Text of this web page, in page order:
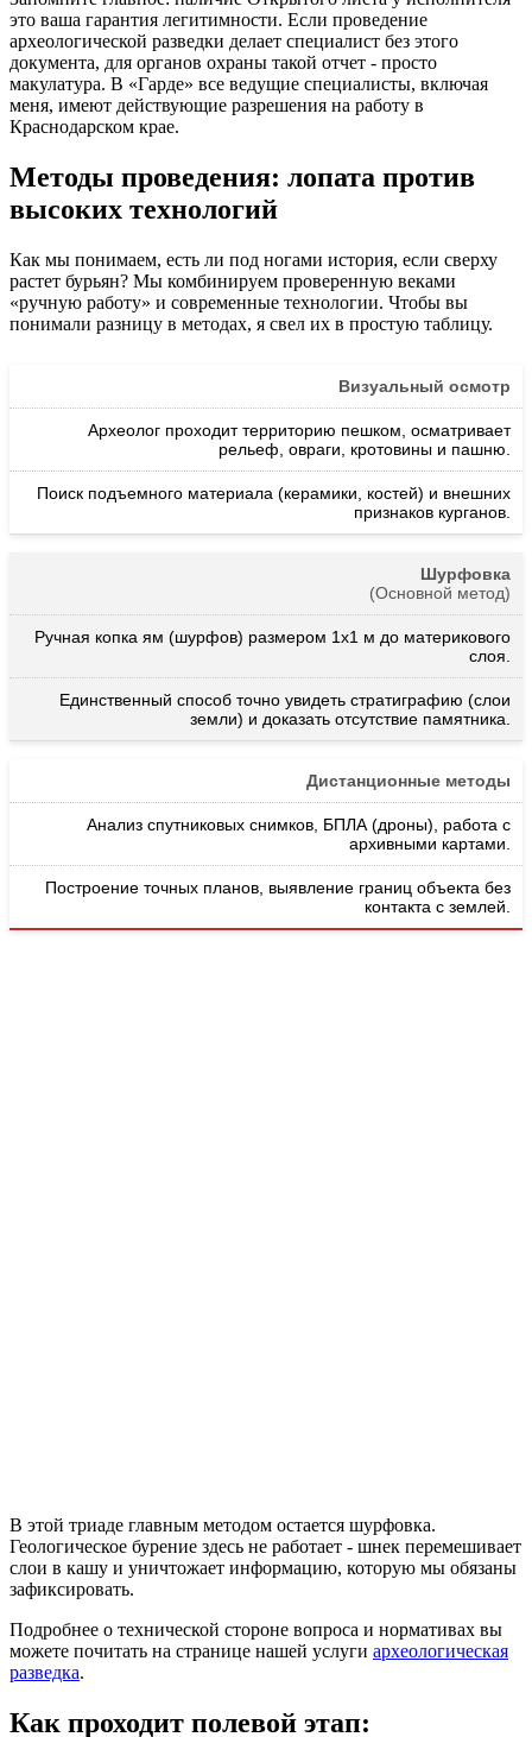
это ваша гарантия легитимности. Если проведение
археологической разведки делает специалист без этого
документа, для органов охраны такой отчет - просто
макулатура. В «Гарде» все ведущие специалисты, включая
меня, имеют действующие разрешения на работу в
Краснодарском крае.
Методы проведения: лопата против
высоких технологий
Как мы понимаем, есть ли под ногами история, если сверху
растет бурьян? Мы комбинируем проверенную веками
«ручную работу» и современные технологии. Чтобы вы
понимали разницу в методах, я свел их в простую таблицу.
Визуальный осмотр
Археолог проходит территорию пешком, осматривает
рельеф, овраги, кротовины и пашню.
Поиск подъемного материала (керамики, костей) и внешних
признаков курганов.
Шурфовка
(Основной метод)
Ручная копка ям (шурфов) размером 1х1 м до материкового
слоя.
Единственный способ точно увидеть стратиграфию (слои
земли) и доказать отсутствие памятника.
Дистанционные методы
Анализ спутниковых снимков, БПЛА (дроны), работа с
архивными картами.
Построение точных планов, выявление границ объекта без
контакта с землей.
В этой триаде главным методом остается шурфовка.
Геологическое бурение здесь не работает - шнек перемешивает
слои в кашу и уничтожает информацию, которую мы обязаны
зафиксировать.
Подробнее о технической стороне вопроса и нормативах вы
можете почитать на странице нашей услуги археологическая
разведка.
Как проходит полевой этап: